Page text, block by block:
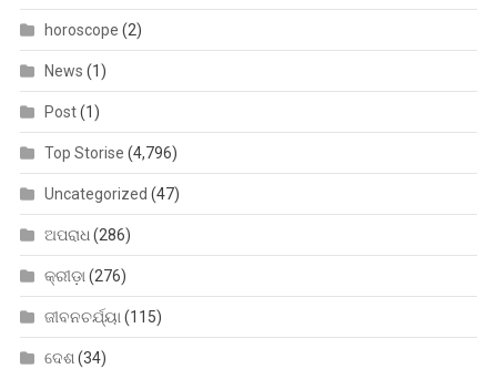
horoscope (2)
News (1)
Post(1)
Top Storise (4,796)
Uncategorized (47)
ଅପରାଧ(286)
କ୍ରୀଡ଼ା(276)
ଜୀବନଚର୍ଯ୍ୟା(115)
ଦେଶ(34)